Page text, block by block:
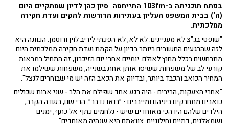
בפתח תוכניתה ב-103fm התייחסה סיון כהן לדיון שמתקיים היום
(ה') בבית המשפט העליון בעתירות הדורשות להקים ועדת חקירה
ממלכתית.
"שופטי בג"צ לא מעניינים. לא לא, לא הפכתי ליריב לוין ורוטמן. הכוונה היא
לזה שהרגעים החשובים ביותר בדיון על הקמת ועדת חקירה ממלכתית היום
מתרחשים בכלל מחוץ לאולם. יומיים אחרי יום הזיכרון, זה התחיל במראות
קורעי לב של משפחות ששיסו אותן אחת בשנייה, משפחות ששילמו את
המחיר הכואב והכבד ביותר, ובדיוק את הכאב הזה יש מי שבוחרים לנצל".
"אחרי הצעקות, הריבים - היה רגע אחד שפילח את הלב - שני אבות שכולים
כואבים מתחבקים ביניהם ומייבבים - ״בואו נדבר״. הרי שם, בשדה הקרב,
הילדים שלהם היו הכי מאוחדים שיש - נלחמים כתף אל כתף, ימנים
ושמאלנים, דתיים וחילוניים. צוואתם היא שנהיה מאוחדים".